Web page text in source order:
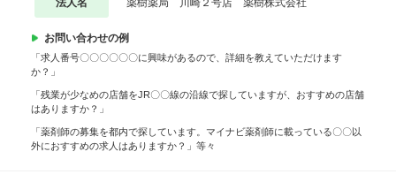
法人名 薬樹薬局 川崎２号店 薬樹株式会社
お問い合わせの例
「求人番号〇〇〇〇〇〇に興味があるので、詳細を教えていただけます
か？」
「残業が少なめの店舗をJR〇〇線の沿線で探していますが、おすすめの店舗
はありますか？」
「薬剤師の募集を都内で探しています。マイナビ薬剤師に載っている〇〇以
外におすすめの求人はありますか？」等々